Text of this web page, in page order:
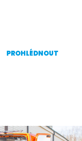
PROHLÉDNOUT